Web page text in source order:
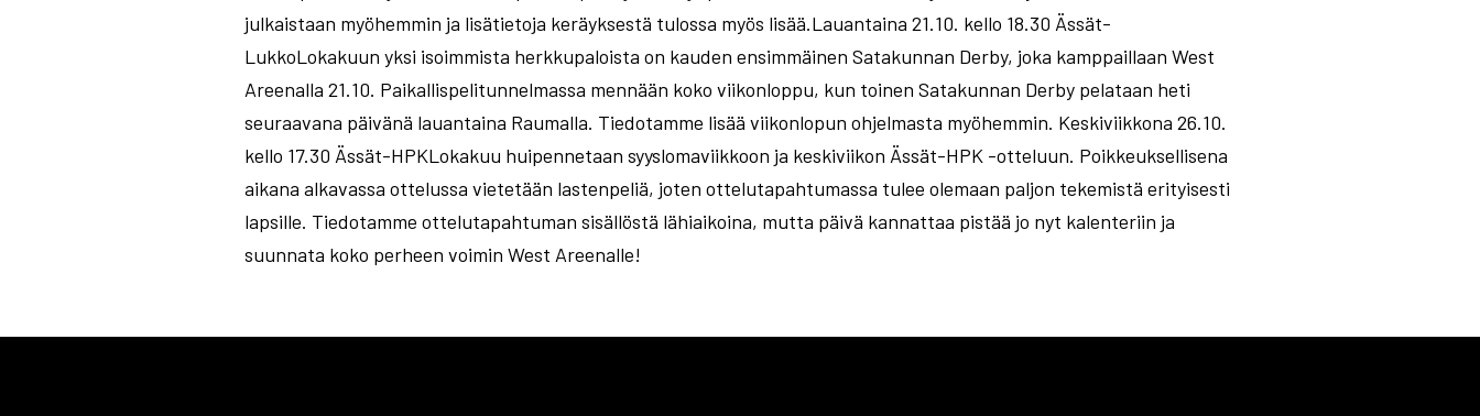
julkaistaan myöhemmin ja lisätietoja keräyksestä tulossa myös lisää.Lauantaina 21.10. kello 18.30 Ässät-
LukkoLokakuun yksi isoimmista herkkupaloista on kauden ensimmäinen Satakunnan Derby, joka kamppaillaan West
Areenalla 21.10. Paikallispelitunnelmassa mennään koko viikonloppu, kun toinen Satakunnan Derby pelataan heti
seuraavana päivänä lauantaina Raumalla. Tiedotamme lisää viikonlopun ohjelmasta myöhemmin. Keskiviikkona 26.10.
kello 17.30 Ässät-HPKLokakuu huipennetaan syyslomaviikkoon ja keskiviikon Ässät-HPK -otteluun. Poikkeuksellisena
aikana alkavassa ottelussa vietetään lastenpeliä, joten ottelutapahtumassa tulee olemaan paljon tekemistä erityisesti
lapsille. Tiedotamme ottelutapahtuman sisällöstä lähiaikoina, mutta päivä kannattaa pistää jo nyt kalenteriin ja
suunnata koko perheen voimin West Areenalle!